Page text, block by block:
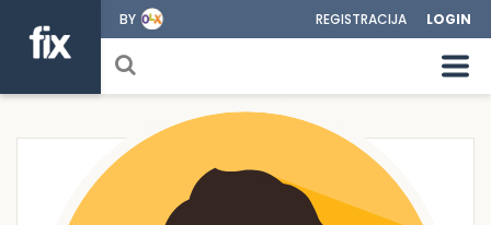
BY REGISTRACIJA LOGIN